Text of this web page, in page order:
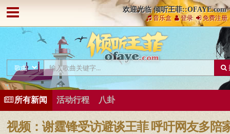
欢迎光临 倾听王菲::OFAYE.com
音乐盒 登录 免费注册
所有新闻 活动行程 八卦
视频：谢霆锋受访避谈王菲 呼吁网友多陪